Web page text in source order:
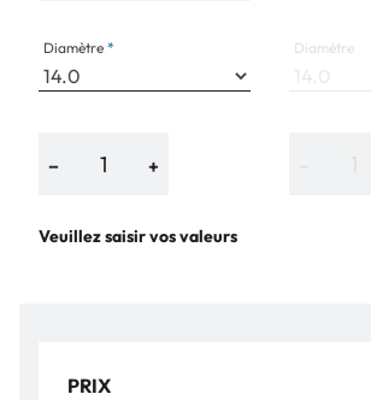
Diamètre
− +
Veuillez saisir vos valeurs
Diamètre
PRIX